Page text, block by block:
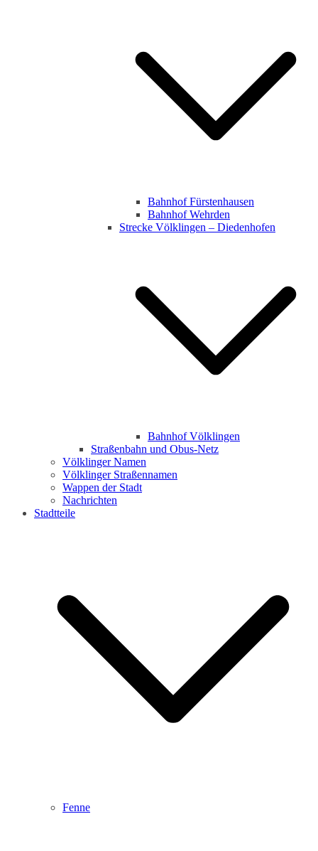
Bahnhof Fürstenhausen
Bahnhof Wehrden
Strecke Völklingen – Diedenhofen
Bahnhof Völklingen
Straßenbahn und Obus-Netz
Völklinger Namen
Völklinger Straßennamen
Wappen der Stadt
Nachrichten
Stadtteile
Fenne